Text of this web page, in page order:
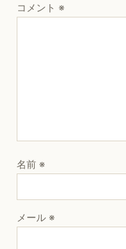
コメント ※
名前 ※
メール ※